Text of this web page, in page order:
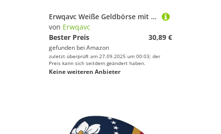
Erwqavc Weiße Geldbörse mit Rugbyball-Druck, lange Geldbörse für Damen und Herren, Leder, doppelte Brieftasche, Clutch, Reise-Münzfach
von Erwqavc
Bester Preis
30,89 €
gefunden bei Amazon
zuletzt überprüft am 27.09.2025 um 00:03; der
Preis kann sich seitdem geändert haben.
Keine weiteren Anbieter